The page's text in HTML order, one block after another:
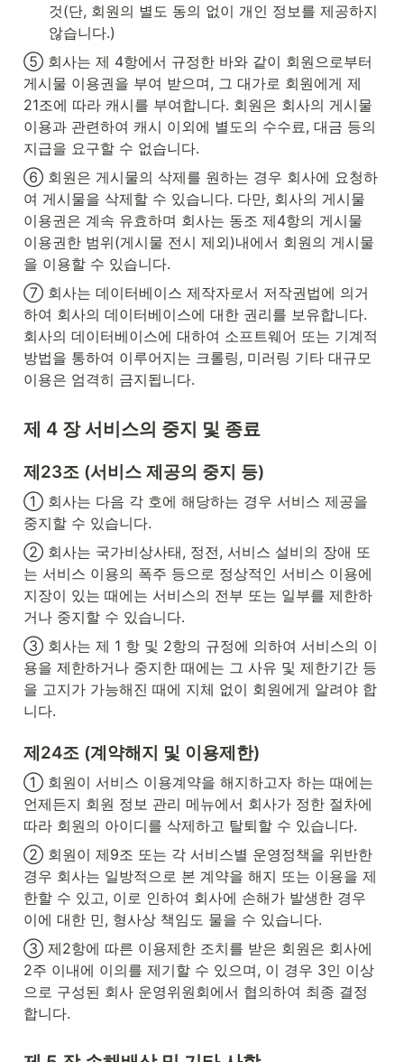
것(단, 회원의 별도 동의 없이 개인 정보를 제공하지
않습니다.)
⑤ 회사는 제 4항에서 규정한 바와 같이 회원으로부터
게시물 이용권을 부여 받으며, 그 대가로 회원에게 제
21조에 따라 캐시를 부여합니다. 회원은 회사의 게시물
이용과 관련하여 캐시 이외에 별도의 수수료, 대금 등의
지급을 요구할 수 없습니다.
⑥ 회원은 게시물의 삭제를 원하는 경우 회사에 요청하
여 게시물을 삭제할 수 있습니다. 다만, 회사의 게시물
이용권은 계속 유효하며 회사는 동조 제4항의 게시물
이용권한 범위(게시물 전시 제외)내에서 회원의 게시물
을 이용할 수 있습니다.
⑦ 회사는 데이터베이스 제작자로서 저작권법에 의거
하여 회사의 데이터베이스에 대한 권리를 보유합니다.
회사의 데이터베이스에 대하여 소프트웨어 또는 기계적
방법을 통하여 이루어지는 크롤링, 미러링 기타 대규모
이용은 엄격히 금지됩니다.
제 4 장 서비스의 중지 및 종료
제23조 (서비스 제공의 중지 등)
① 회사는 다음 각 호에 해당하는 경우 서비스 제공을
중지할 수 있습니다.
② 회사는 국가비상사태, 정전, 서비스 설비의 장애 또
는 서비스 이용의 폭주 등으로 정상적인 서비스 이용에
지장이 있는 때에는 서비스의 전부 또는 일부를 제한하
거나 중지할 수 있습니다.
③ 회사는 제 1 항 및 2항의 규정에 의하여 서비스의 이
용을 제한하거나 중지한 때에는 그 사유 및 제한기간 등
을 고지가 가능해진 때에 지체 없이 회원에게 알려야 합
니다.
제24조 (계약해지 및 이용제한)
① 회원이 서비스 이용계약을 해지하고자 하는 때에는
언제든지 회원 정보 관리 메뉴에서 회사가 정한 절차에
따라 회원의 아이디를 삭제하고 탈퇴할 수 있습니다.
② 회원이 제9조 또는 각 서비스별 운영정책을 위반한
경우 회사는 일방적으로 본 계약을 해지 또는 이용을 제
한할 수 있고, 이로 인하여 회사에 손해가 발생한 경우
이에 대한 민, 형사상 책임도 물을 수 있습니다.
③ 제2항에 따른 이용제한 조치를 받은 회원은 회사에
2주 이내에 이의를 제기할 수 있으며, 이 경우 3인 이상
으로 구성된 회사 운영위원회에서 협의하여 최종 결정
합니다.